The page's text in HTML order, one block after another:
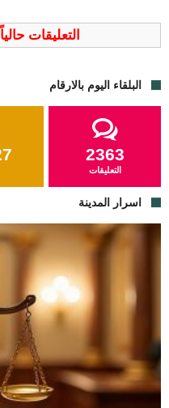
التعليقات
البلقاء اليوم بالارقام
2363
التعليقات
اسرار المدينة